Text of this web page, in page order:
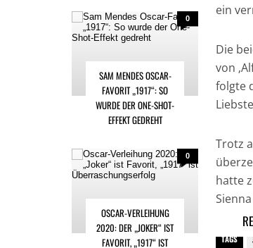
0
SAM MENDES OSCAR-
FAVORIT „1917“: SO
WURDE DER ONE-SHOT-
EFFEKT GEDREHT
0
OSCAR-VERLEIHUNG
2020: DER „JOKER“ IST
FAVORIT, „1917“ IST
ein
Die
von
folgte
Trotz
hatte
TAGS